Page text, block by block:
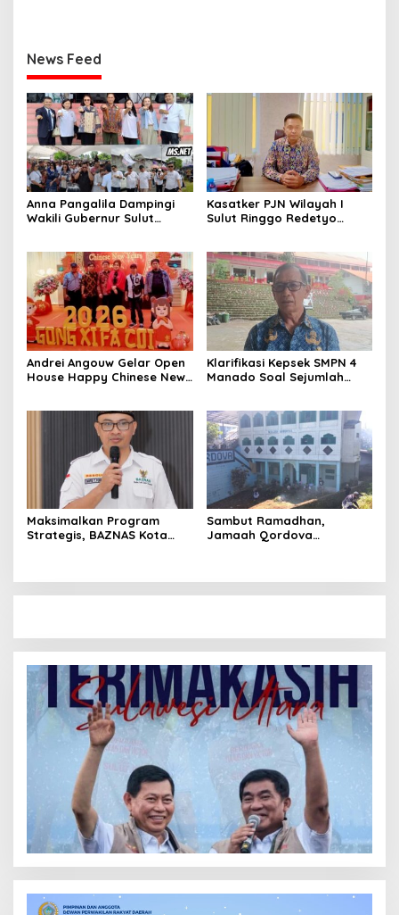
News Feed
Anna Pangalila Dampingi
Wakili Gubernur Sulut
Langowan
Kasatker PJN Wilayah I
Sulut Ringgo Redetyo
Andrei Angouw Gelar Open
House Happy Chinese New
Klarifikasi Kepsek SMPN 4
Manado Soal Sejumlah
Maksimalkan Program
Strategis, BAZNAS Kota
Sambut Ramadhan,
Jamaah Qordova